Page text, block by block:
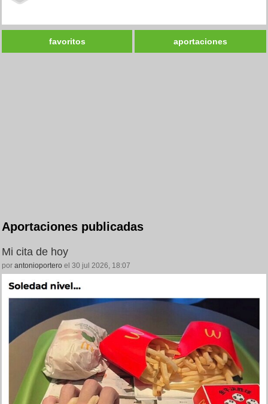
favoritos aportaciones
Aportaciones publicadas
Mi cita de hoy
por antonioportero el 30 jul 2026, 18:07